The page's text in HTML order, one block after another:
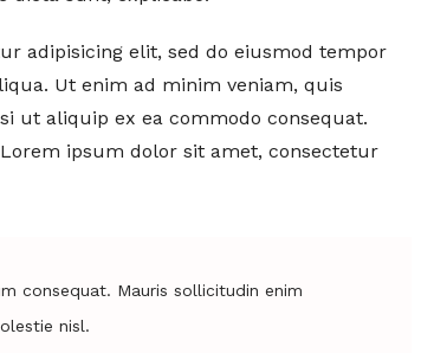
adipisicing elit, sed do eiusmod tempor
Ut enim ad minim veniam, quis
ut aliquip ex ea commodo consequat.
ipsum dolor sit amet, consectetur
consequat. Mauris sollicitudin enim
nisl.